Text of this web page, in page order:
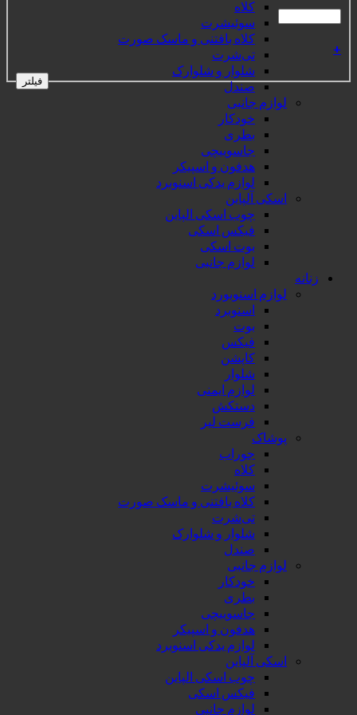
کلاه
سوئیشرت
کلاه بافتنی و ماسک صورت
تی‌شرت
شلوار و شلوارک
صندل
لوازم جانبی
خودکار
بطری
جاسوییچی
هدفون و اسپیکر
لوازم یدکی اسنوبرد
اسکی آلپاین
چوب اسکی الپاین
فیکس اسکی
بوت اسکی
لوازم جانبی
زنانه
لوازم اسنوبورد
اسنوبرد
بوت
فیکس
کاپشن
شلوار
لوازم ایمنی
دستکش
فرست لیر
پوشاک
جوراب
کلاه
سوئیشرت
کلاه بافتنی و ماسک صورت
تی‌شرت
شلوار و شلوارک
صندل
لوازم جانبی
خودکار
بطری
جاسوییچی
هدفون و اسپیکر
لوازم یدکی اسنوبرد
اسکی آلپاین
چوب اسکی الپاین
فیکس اسکی
لوازم جانبی
+
فیلتر